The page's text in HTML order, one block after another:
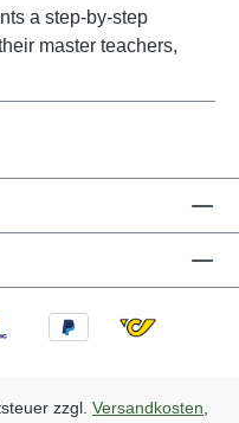
a step-by-step
master teachers,
zzgl. Versandkosten